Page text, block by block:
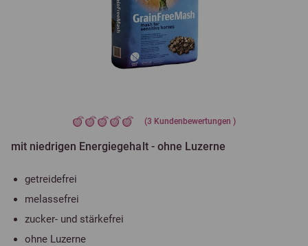
(3 Kundenbewertungen )
mit niedrigen Energiegehalt - ohne Luzerne
getreidefrei
melassefrei
zucker- und stärkefrei
ohne Luzerne